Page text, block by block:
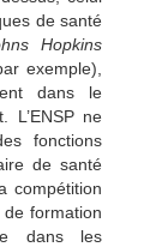
de santé
Hopkins
exemple),
dans le
L’ENSP ne
fonctions
de santé
compétition
formation
dans les